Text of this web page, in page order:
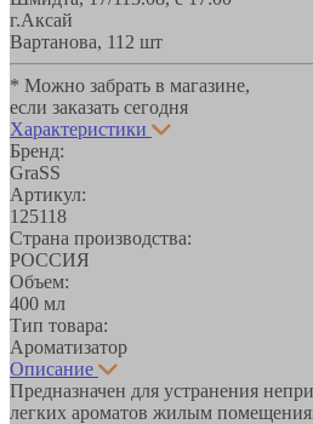
г.Аксай
Вартанова, 11 2 шт
* Можно забрать в магазине,
если заказать сегодня
Характеристики
Бренд:
GraSS
Артикул:
125118
Страна производства:
РОССИЯ
Объем:
400 мл
Тип товара:
Ароматизатор
Описание
Предназначен для устранения
легких ароматов жилым